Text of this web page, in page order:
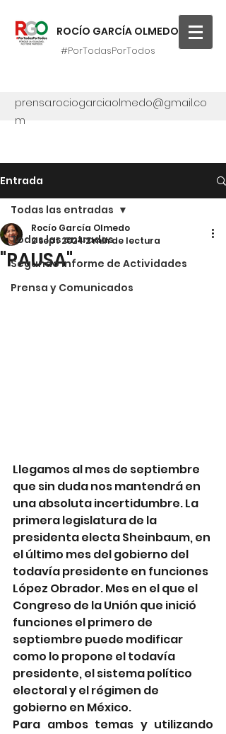
#PorTodasPorTodos
prensa.rociogarciaolmedo@gmail.co
m
ROCÍO GARCÍA OLMEDO
Entrada
Todas las entradas
Segundo Informe de Actividades
Prensa y Comunicados
Todas las entradas
"PAUSA"
Rocío García Olmedo
2 sept 2024 2 min de lectura
Llegamos al mes de septiembre
que sin duda nos mantendrá en
una absoluta incertidumbre. La
primera legislatura de la
presidenta electa Sheinbaum, en
el último mes del gobierno del
todavía presidente en funciones
López Obrador. Mes en el que el
Congreso de la Unión que inició
funciones el primero de
septiembre puede modificar
como lo propone el todavía
presidente, el sistema político
electoral y el régimen de
gobierno en México.
Para ambos temas y utilizando